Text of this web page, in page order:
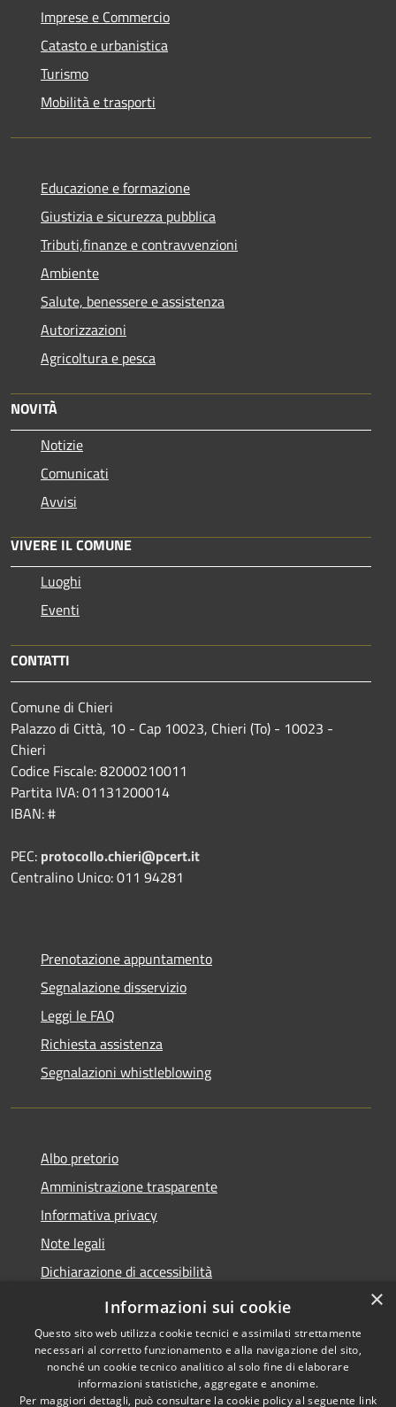
Imprese e Commercio
Catasto e urbanistica
Turismo
Mobilità e trasporti
Educazione e formazione
Giustizia e sicurezza pubblica
Tributi,finanze e contravvenzioni
Ambiente
Salute, benessere e assistenza
Autorizzazioni
Agricoltura e pesca
NOVITÀ
Notizie
Comunicati
Avvisi
VIVERE IL COMUNE
Luoghi
Eventi
CONTATTI
Comune di Chieri
Palazzo di Città, 10 - Cap 10023, Chieri (To) - 10023 -
Chieri
Codice Fiscale: 82000210011
Partita IVA: 01131200014
IBAN: #
PEC: protocollo.chieri@pcert.it
Centralino Unico: 011 94281
Prenotazione appuntamento
Segnalazione disservizio
Leggi le FAQ
Richiesta assistenza
Segnalazioni whistleblowing
Albo pretorio
Amministrazione trasparente
Informativa privacy
Note legali
Dichiarazione di accessibilità
Meccanismo di Feedback
Copyright © 2026 • Comune di
×
Informazioni sui cookie
Questo sito web utilizza cookie tecnici e assimilati strettamente
necessari al corretto funzionamento e alla navigazione del sito,
nonché un cookie tecnico analitico al solo fine di elaborare
informazioni statistiche, aggregate e anonime.
Per maggiori dettagli, può consultare la cookie policy al seguente link